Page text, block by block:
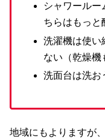
シャワールー
ちらはもっと
洗濯機は使い
ない（乾燥機
洗面台は洗お
地域にもよりますが